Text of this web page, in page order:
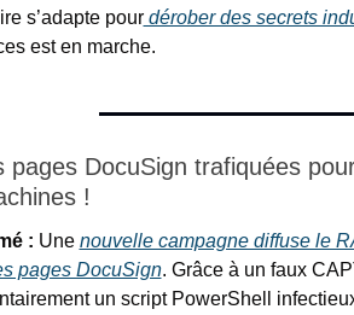
s’adapte pour dérober des secrets
est en marche.
pages DocuSign trafiquées
!
: Une nouvelle campagne diffuse le
pages DocuSign. Grâce à un faux
un script PowerShell